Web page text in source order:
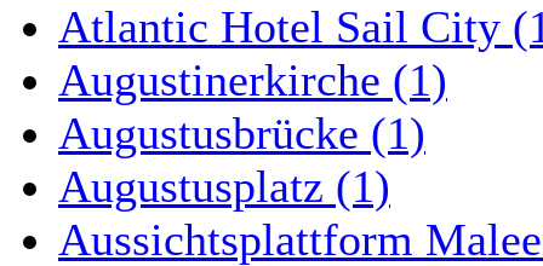
Atlantic Hotel Sail City
Augustinerkirche (1)
Augustusbrücke (1)
Augustusplatz (1)
Aussichtsplattform